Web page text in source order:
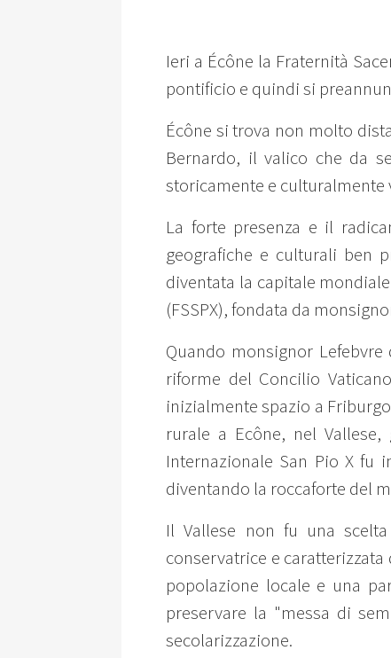
Ieri a Écône la Fraternità
pontificio e quindi si
Écône si trova non molto
Bernardo, il valico che da
storicamente e culturalmente
La forte presenza e il
geografiche e culturali ben
diventata la capitale
(FSSPX), fondata da
Quando monsignor
riforme del Concilio
inizialmente spazio a
rurale a Ecône, nel
Internazionale San Pio X fu
diventando la roccaforte del
Il Vallese non fu una
conservatrice e
popolazione locale e una
preservare la "messa di
secolarizzazione.